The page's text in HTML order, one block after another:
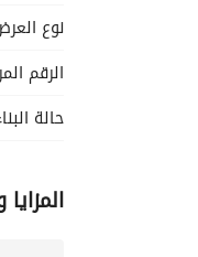
نوع
الرقم
حالة